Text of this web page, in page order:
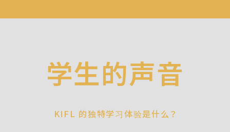
学生的声音
KIFL 的独特学习体验是什么？